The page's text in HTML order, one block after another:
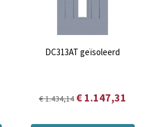
DC313AT geïsoleerd
€ 1.434,14 € 1.147,31